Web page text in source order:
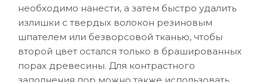
необходимо нанести, а затем быстро удалить
излишки с твердых волокон резиновым
шпателем или безворсовой тканью, чтобы
второй цвет остался только в брашированных
порах древесины. Для контрастного